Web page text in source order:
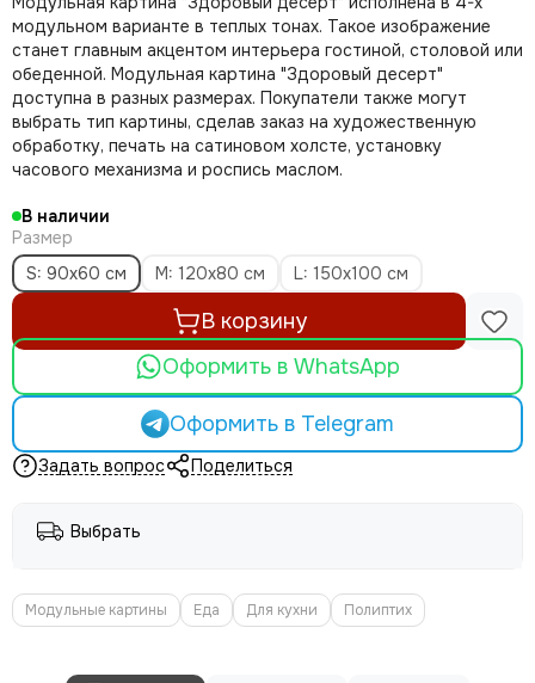
модульном варианте в теплых тонах. Такое изображение
станет главным акцентом интерьера гостиной, столовой или
обеденной. Модульная картина "Здоровый десерт"
доступна в разных размерах. Покупатели также могут
выбрать тип картины, сделав заказ на художественную
обработку, печать на сатиновом холсте, установку
часового механизма и роспись маслом.
В наличии
Размер
S: 90x60 см
M: 120х80 см L: 150х100 см
В корзину
Оформить в WhatsApp
Оформить в Telegram
Задать вопрос Поделиться
Выбрать
Модульные картины Еда Для кухни Полиптих